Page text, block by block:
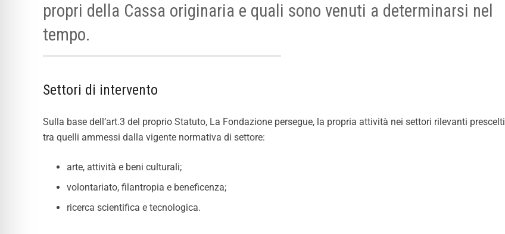
propri della Cassa originaria e quali sono venuti a determinarsi nel
tempo.
Settori di intervento
Sulla base dell’art.3 del proprio Statuto, La Fondazione persegue, la propria attività nei settori rilevanti prescelti
tra quelli ammessi dalla vigente normativa di settore:
arte, attività e beni culturali;
volontariato, filantropia e beneficenza;
ricerca scientifica e tecnologica.